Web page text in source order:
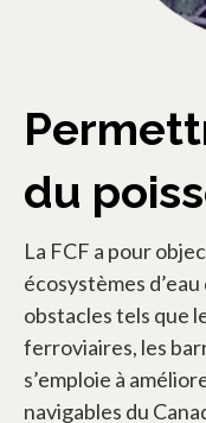
du
La FCF a pour
écosystèmes
obstacles tels que
ferroviaires, les
s’emploie à
navigables du